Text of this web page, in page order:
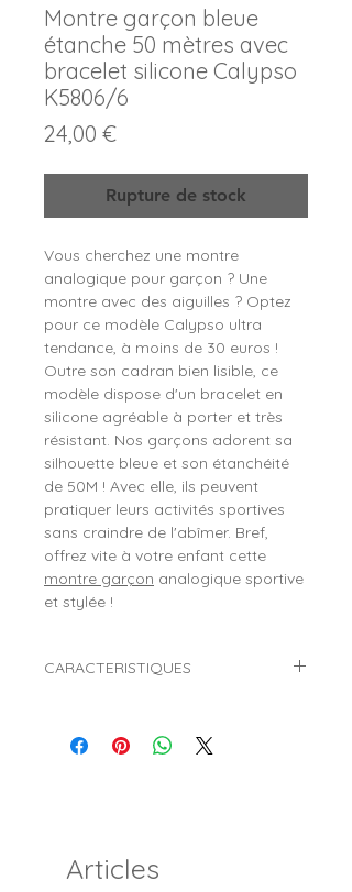
Montre garçon bleue
étanche 50 mètres avec
bracelet silicone Calypso
K5806/6
24,00 €Prix
Rupture de stock
Vous cherchez une montre
analogique pour garçon ? Une
montre avec des aiguilles ? Optez
pour ce modèle Calypso ultra
tendance, à moins de 30 euros !
Outre son cadran bien lisible, ce
modèle dispose d'un bracelet en
silicone agréable à porter et très
résistant. Nos garçons adorent sa
silhouette bleue et son étanchéité
de 50M ! Avec elle, ils peuvent
pratiquer leurs activités sportives
sans craindre de l'abîmer. Bref,
offrez vite à votre enfant cette
montre garçon analogique sportive
et stylée !
CARACTERISTIQUES
K5806/6
Genre :
Garçon
Matière du boitier :
Articles